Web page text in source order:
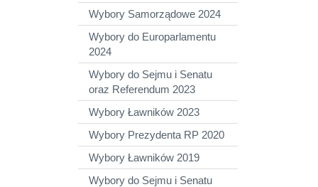
Wybory Samorządowe 2024
Wybory do Europarlamentu
2024
Wybory do Sejmu i Senatu
oraz Referendum 2023
Wybory Ławników 2023
Wybory Prezydenta RP 2020
Wybory Ławników 2019
Wybory do Sejmu i Senatu